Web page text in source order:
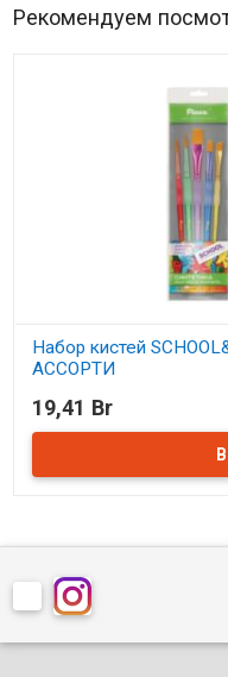
Рекомендуем
Набор кистей
АССОРТИ
В наличии
19,41 Br